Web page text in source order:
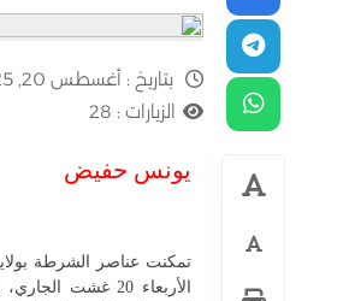
بتاريخ : أغسطس 20, 2025 - 11:24 م
الزيارات : 28
يونس حفيض
تمكنت عناصر الشرطة